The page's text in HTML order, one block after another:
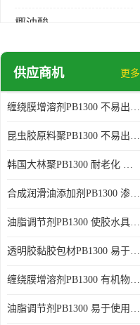
椰油酸
月桂醇磺基琥珀酸酯二钠
谷氨酸钠
阳离子表面活性剂
供应商机 更多
缠绕膜增溶剂PB1300 不易出现分层沉淀 应用范围广
昆虫胶原料聚PB1300 不易出现分层沉淀 耐老化
韩国大林聚PB1300 耐老化 应用范围广
合成润滑油添加剂PB1300 渗透性好 使涂料具有更高的粘度
油脂调节剂PB1300 使胶水具有更好的透明度 耐老化
透明胶黏胶包材PB1300 易于使用和加工 耐老化
缠绕膜增溶剂PB1300 有机物质相容性好 易于使用和加工
油脂调节剂PB1300 易于使用和加工 化学稳定性好